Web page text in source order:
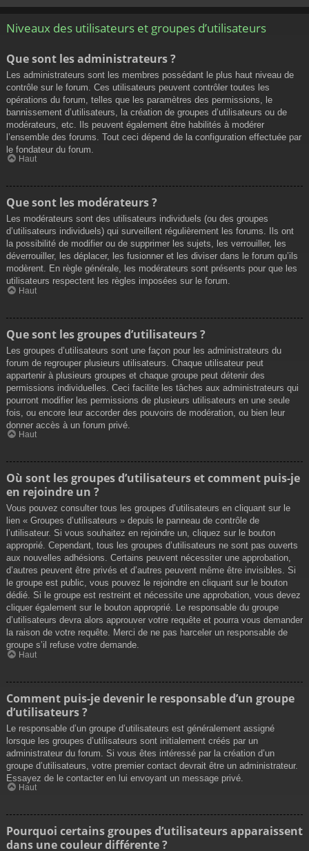
Niveaux des utilisateurs et groupes d’utilisateurs
Que sont les administrateurs ?
Les administrateurs sont les membres possédant le plus haut niveau de
contrôle sur le forum. Ces utilisateurs peuvent contrôler toutes les
opérations du forum, telles que les paramètres des permissions, le
bannissement d’utilisateurs, la création de groupes d’utilisateurs ou de
modérateurs, etc. Ils peuvent également être habilités à modérer
l’ensemble des forums. Tout ceci dépend de la configuration effectuée par
le fondateur du forum.
Haut
Que sont les modérateurs ?
Les modérateurs sont des utilisateurs individuels (ou des groupes
d’utilisateurs individuels) qui surveillent régulièrement les forums. Ils ont
la possibilité de modifier ou de supprimer les sujets, les verrouiller, les
déverrouiller, les déplacer, les fusionner et les diviser dans le forum qu’ils
modèrent. En règle générale, les modérateurs sont présents pour que les
utilisateurs respectent les règles imposées sur le forum.
Haut
Que sont les groupes d’utilisateurs ?
Les groupes d’utilisateurs sont une façon pour les administrateurs du
forum de regrouper plusieurs utilisateurs. Chaque utilisateur peut
appartenir à plusieurs groupes et chaque groupe peut détenir des
permissions individuelles. Ceci facilite les tâches aux administrateurs qui
pourront modifier les permissions de plusieurs utilisateurs en une seule
fois, ou encore leur accorder des pouvoirs de modération, ou bien leur
donner accès à un forum privé.
Haut
Où sont les groupes d’utilisateurs et comment puis-je
en rejoindre un ?
Vous pouvez consulter tous les groupes d’utilisateurs en cliquant sur le
lien « Groupes d’utilisateurs » depuis le panneau de contrôle de
l’utilisateur. Si vous souhaitez en rejoindre un, cliquez sur le bouton
approprié. Cependant, tous les groupes d’utilisateurs ne sont pas ouverts
aux nouvelles adhésions. Certains peuvent nécessiter une approbation,
d’autres peuvent être privés et d’autres peuvent même être invisibles. Si
le groupe est public, vous pouvez le rejoindre en cliquant sur le bouton
dédié. Si le groupe est restreint et nécessite une approbation, vous devez
cliquer également sur le bouton approprié. Le responsable du groupe
d’utilisateurs devra alors approuver votre requête et pourra vous demander
la raison de votre requête. Merci de ne pas harceler un responsable de
groupe s’il refuse votre demande.
Haut
Comment puis-je devenir le responsable d’un groupe
d’utilisateurs ?
Le responsable d’un groupe d’utilisateurs est généralement assigné
lorsque les groupes d’utilisateurs sont initialement créés par un
administrateur du forum. Si vous êtes intéressé par la création d’un
groupe d’utilisateurs, votre premier contact devrait être un administrateur.
Essayez de le contacter en lui envoyant un message privé.
Haut
Pourquoi certains groupes d’utilisateurs apparaissent
dans une couleur différente ?